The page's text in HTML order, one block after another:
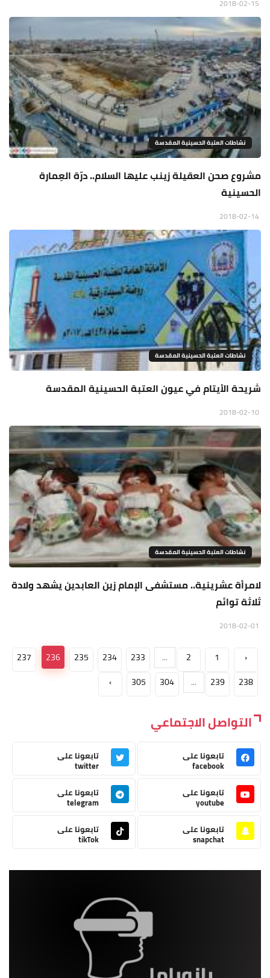
نشاطات العتبة الحسينية المقدسة
مشروع صحن العقيلة زينب عليها السلام.. درّة العِمارة
الحسينية
نشاطات العتبة الحسينية المقدسة
شريحة الأيتام في عيون العتبة الحسينية المقدسة
نشاطات العتبة الحسينية المقدسة
لامرأة عشرينية.. مستشفى الإمام زين العابدين يشهد ولادة
ثلاثة توائم
‹
1
2
...
233
234
235
236
237
238
239
...
304
305
›
التواصل الاجتماعي
تابعونا على
facebook
تابعونا على
twitter
تابعونا على
youtube
تابعونا على
telegram
تابعونا على
snapchat
تابعونا على
tikTok